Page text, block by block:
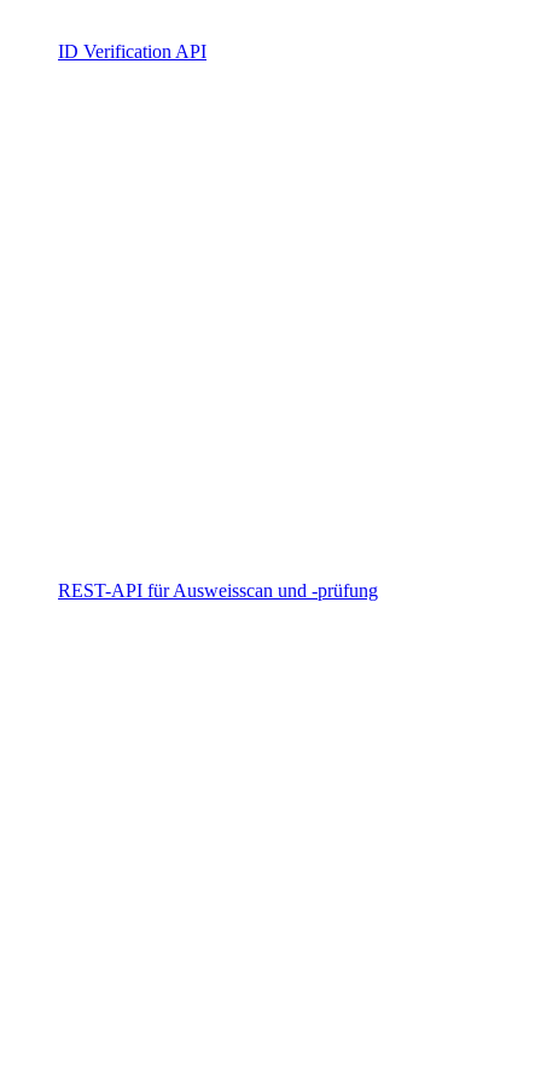
ID Verification API
REST-API für Ausweisscan und -prüfung